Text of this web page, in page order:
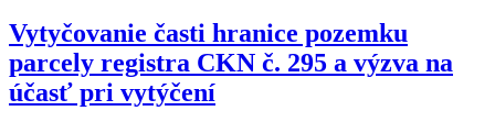
Vytyčovanie časti hranice pozemku
parcely registra CKN č. 295 a výzva na
účasť pri vytýčení